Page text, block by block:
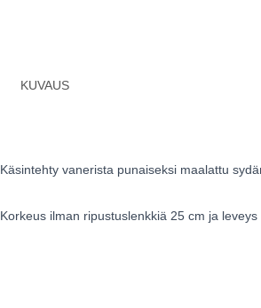
KUVAUS
Käsintehty vanerista punaiseksi maalattu
Korkeus ilman ripustuslenkkiä 25 cm ja